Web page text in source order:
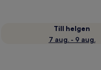
Till helgen
7 aug. - 9 aug.